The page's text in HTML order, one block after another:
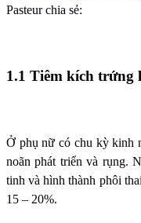
Pasteur chia sẻ:
1.1 Tiêm kích trứng
Ở phụ nữ có chu kỳ kinh
noãn phát triển và rụng.
tinh và hình thành phôi
15 – 20%.